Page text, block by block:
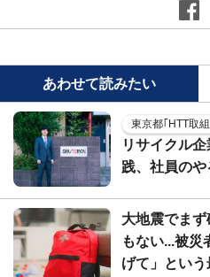
あわせて読みたい
東京都｢HTT取
リサイクル
践、社員のや
大地震でま
もない...被災
げて」とい